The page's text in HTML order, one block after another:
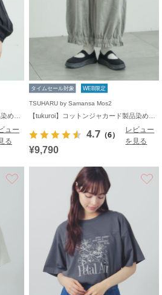
ュー
る
タイムセール対象 WEB限定
TSUHARU by Samansa Mos2
4.7 （6）
レビュー
を見る
¥9,790